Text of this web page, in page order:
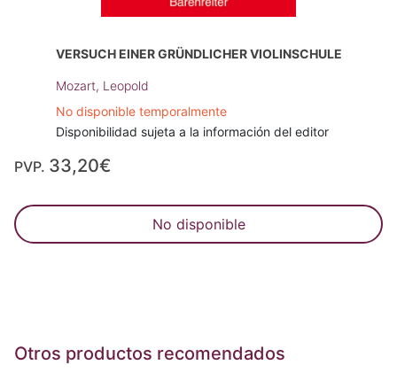
VERSUCH EINER GRÜNDLICHER VIOLINSCHULE
Mozart, Leopold
No disponible temporalmente
Disponibilidad sujeta a la información del editor
PVP. 33,20€
No disponible
Otros productos recomendados